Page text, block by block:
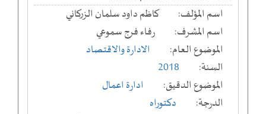
اسم المؤلف:
كاظم داود سلمان الزركاني
اسم المشرف:
رفاء فرج سموعي
الموضوع العام:
الادارة والاقتصاد
السنة:
2018
الموضوع الدقيق:
ادارة اعمال
الدرجة:
دكتوراه